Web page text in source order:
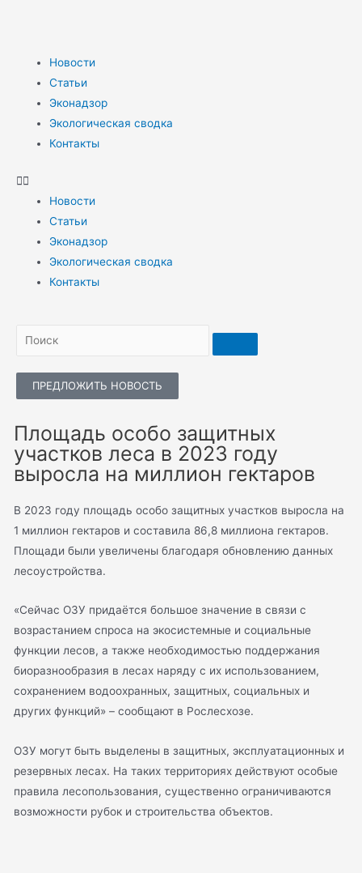
Новости
Статьи
Эконадзор
Экологическая сводка
Контакты
Новости
Статьи
Эконадзор
Экологическая сводка
Контакты
ПРЕДЛОЖИТЬ НОВОСТЬ
Площадь особо защитных
участков леса в 2023 году
выросла на миллион гектаров
В 2023 году площадь особо защитных участков выросла на
1 миллион гектаров и составила 86,8 миллиона гектаров.
Площади были увеличены благодаря обновлению данных
лесоустройства.
«Сейчас ОЗУ придаётся большое значение в связи с
возрастанием спроса на экосистемные и социальные
функции лесов, а также необходимостью поддержания
биоразнообразия в лесах наряду с их использованием,
сохранением водоохранных, защитных, социальных и
других функций» – сообщают в Рослесхозе.
ОЗУ могут быть выделены в защитных, эксплуатационных и
резервных лесах. На таких территориях действуют особые
правила лесопользования, существенно ограничиваются
возможности рубок и строительства объектов.